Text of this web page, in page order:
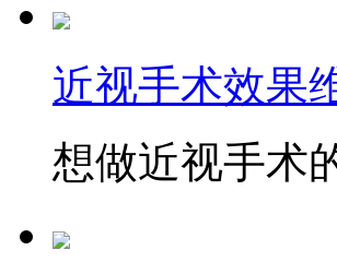
近视手术效果
想做近视手术